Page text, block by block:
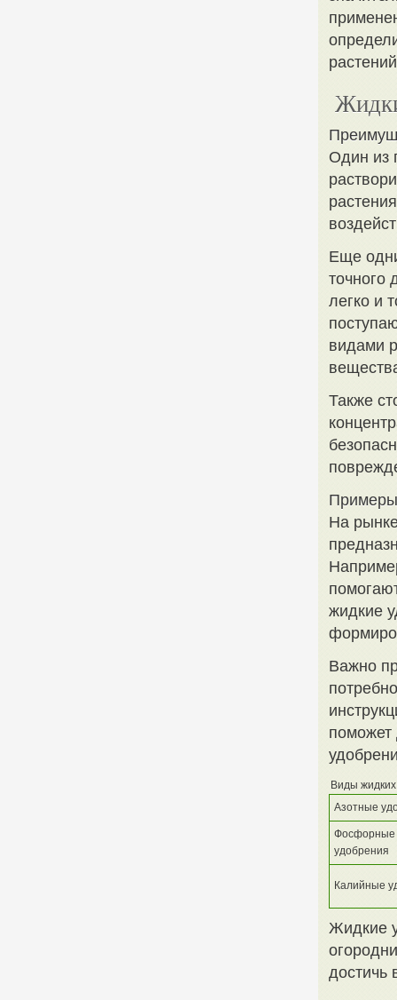
Один из
Еще
точного
легко и
видами
Также
На
жидкие
Важно
поможет
Виды
Азотные
Фосфорные
удобрения
Калийные
Жидкие
достичь